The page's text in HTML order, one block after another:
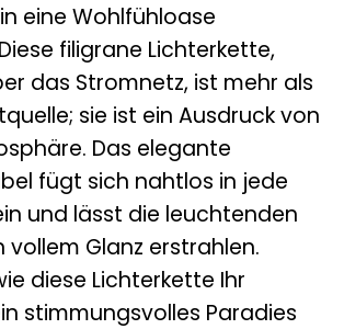
eine Wohlfühloase
filigrane Lichterkette,
das Stromnetz, ist mehr als
sie ist ein Ausdruck von
Das elegante
fügt sich nahtlos in jede
und lässt die leuchtenden
vollem Glanz erstrahlen.
diese Lichterkette Ihr
stimmungsvolles Paradies